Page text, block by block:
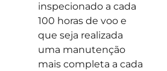
inspecionado a cada
100 horas de voo e
que seja realizada
uma manutenção
mais completa a cada